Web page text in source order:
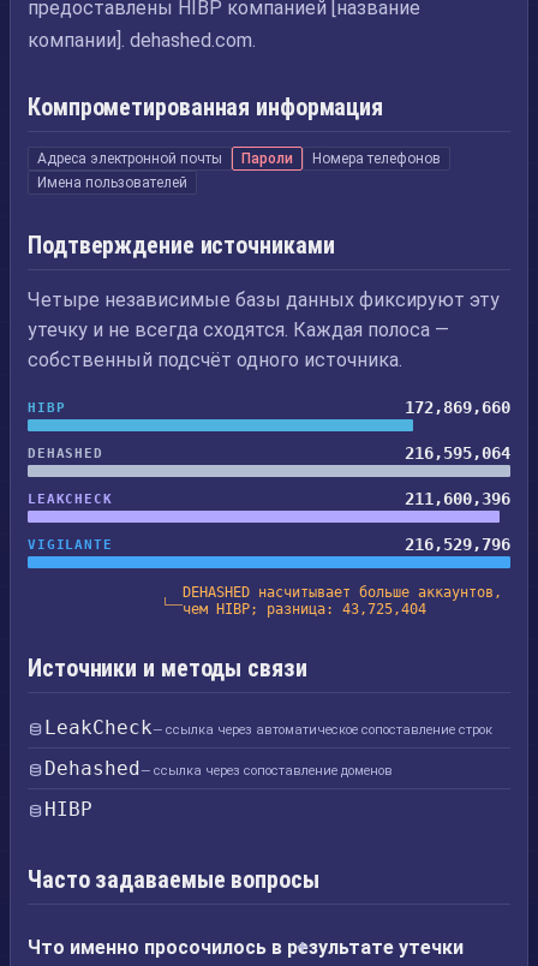
предоставлены HIBP компанией [название
компании]. dehashed.com.
Компрометированная информация
Адреса электронной почты Пароли
Номера телефонов
Имена пользователей
Подтверждение источниками
Четыре независимые базы данных фиксируют эту
утечку и не всегда сходятся. Каждая полоса —
собственный подсчёт одного источника.
HIBP 172,869,660
DEHASHED 216,595,064
LEAKCHECK 211,600,396
VIGILANTE 216,529,796
DEHASHED насчитывает больше аккаунтов,
чем HIBP; разница: 43,725,404
Источники и методы связи
LeakCheck— ссылка через автоматическое сопоставление строк
Dehashed— ссылка через сопоставление доменов
HIBP
Часто задаваемые вопросы
Что именно просочилось в результате утечки